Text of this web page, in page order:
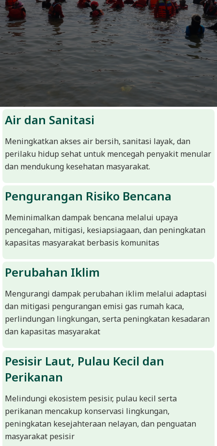
D
O
N
E
S
A
-
W
E
B
S
T
E
R
E
M
I
M
I
T
A
B
E
N
T
A
Air dan Sanitasi
Meningkatkan akses air bersih, sanitasi layak, dan
perilaku hidup sehat untuk mencegah penyakit menular
dan mendukung kesehatan masyarakat.
Pengurangan Risiko Bencana
Meminimalkan dampak bencana melalui upaya
pencegahan, mitigasi, kesiapsiagaan, dan peningkatan
kapasitas masyarakat berbasis komunitas
Perubahan Iklim
Mengurangi dampak perubahan iklim melalui adaptasi
dan mitigasi pengurangan emisi gas rumah kaca,
perlindungan lingkungan, serta peningkatan kesadaran
dan kapasitas masyarakat
Pesisir Laut, Pulau Kecil dan
Perikanan
Melindungi ekosistem pesisir, pulau kecil serta
perikanan mencakup konservasi lingkungan,
peningkatan kesejahteraan nelayan, dan penguatan
masyarakat pesisir